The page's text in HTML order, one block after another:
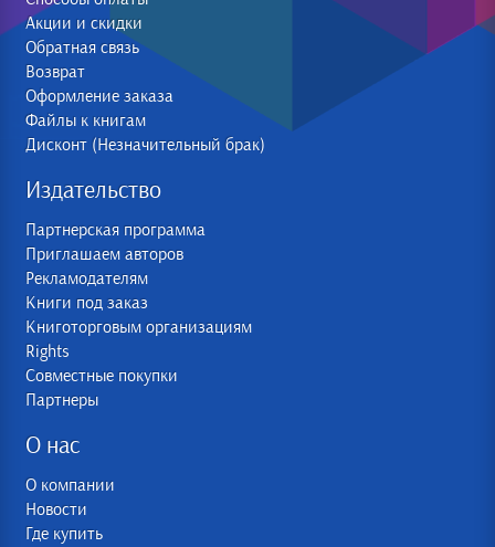
Акции и скидки
Обратная связь
Возврат
Оформление заказа
Файлы к книгам
Дисконт (Незначительный брак)
Издательство
Партнерская программа
Приглашаем авторов
Рекламодателям
Книги под заказ
Книготорговым организациям
Rights
Совместные покупки
Партнеры
О нас
О компании
Новости
Где купить